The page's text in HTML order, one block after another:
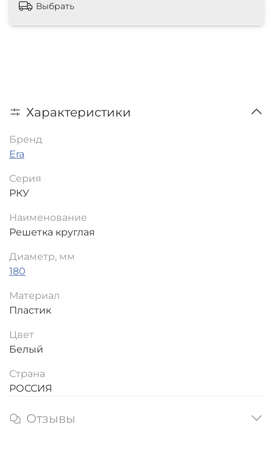
Выбрать
Характеристики
Бренд
Era
Серия
РКУ
Наименование
Решетка круглая
Диаметр, мм
180
Материал
Пластик
Цвет
Белый
Страна
РОССИЯ
Отзывы